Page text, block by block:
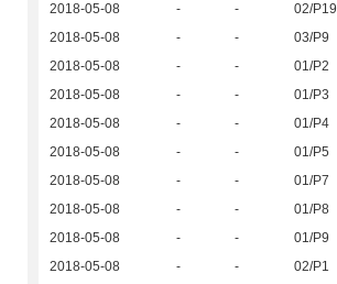
2018-05-08
- - 02/P19
2018-05-08
- - 03/P9
2018-05-08
- - 01/P2
2018-05-08
- - 01/P3
2018-05-08
- - 01/P4
2018-05-08
- - 01/P5
2018-05-08
- - 01/P7
2018-05-08
- - 01/P8
2018-05-08
- - 01/P9
2018-05-08
- - 02/P1